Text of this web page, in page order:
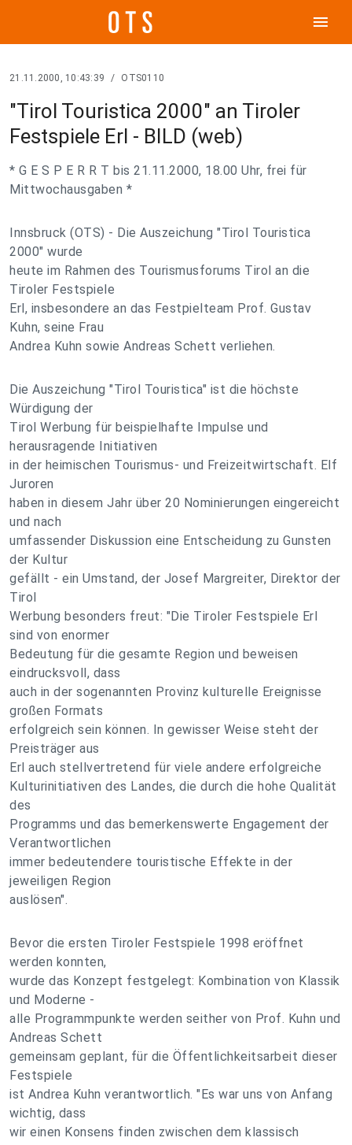
menu
21.11.2000, 10:43:39 / OTS0110
"Tirol Touristica 2000" an Tiroler
Festspiele Erl - BILD (web)
* G E S P E R R T bis 21.11.2000, 18.00 Uhr, frei für
Mittwochausgaben *
Innsbruck (OTS) - Die Auszeichung "Tirol Touristica
2000" wurde
heute im Rahmen des Tourismusforums Tirol an die
Tiroler Festspiele
Erl, insbesondere an das Festpielteam Prof. Gustav
Kuhn, seine Frau
Andrea Kuhn sowie Andreas Schett verliehen.
Die Auszeichung "Tirol Touristica" ist die höchste
Würdigung der
Tirol Werbung für beispielhafte Impulse und
herausragende Initiativen
in der heimischen Tourismus- und Freizeitwirtschaft. Elf
Juroren
haben in diesem Jahr über 20 Nominierungen eingereicht
und nach
umfassender Diskussion eine Entscheidung zu Gunsten
der Kultur
gefällt - ein Umstand, der Josef Margreiter, Direktor der
Tirol
Werbung besonders freut: "Die Tiroler Festspiele Erl
sind von enormer
Bedeutung für die gesamte Region und beweisen
eindrucksvoll, dass
auch in der sogenannten Provinz kulturelle Ereignisse
großen Formats
erfolgreich sein können. In gewisser Weise steht der
Preisträger aus
Erl auch stellvertretend für viele andere erfolgreiche
Kulturinitiativen des Landes, die durch die hohe Qualität
des
Programms und das bemerkenswerte Engagement der
Verantwortlichen
immer bedeutendere touristische Effekte in der
jeweiligen Region
auslösen".
Bevor die ersten Tiroler Festspiele 1998 eröffnet
werden konnten,
wurde das Konzept festgelegt: Kombination von Klassik
und Moderne -
alle Programmpunkte werden seither von Prof. Kuhn und
Andreas Schett
gemeinsam geplant, für die Öffentlichkeitsarbeit dieser
Festspiele
ist Andrea Kuhn verantwortlich. "Es war uns von Anfang
wichtig, dass
wir einen Konsens finden zwischen dem klassisch